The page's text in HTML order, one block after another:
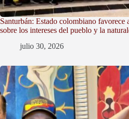
Santurbán: Estado colombiano favorece
sobre los intereses del pueblo y la
julio 30, 2026